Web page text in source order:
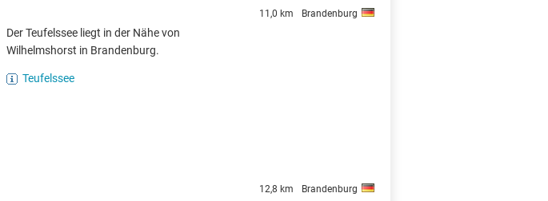
11,0 km Brandenburg
Der Teufelssee liegt in der Nähe von
Wilhelmshorst in Brandenburg.
Teufelssee
12,8 km Brandenburg